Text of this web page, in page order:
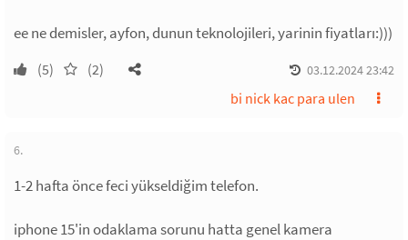
ee ne demisler, ayfon, dunun teknolojileri, yarinin fiyatları:)))
(5) (2) 03.12.2024 23:42
bi nick kac para ulen
6.
1-2 hafta önce feci yükseldiğim telefon.
iphone 15'in odaklama sorunu hatta genel kamera